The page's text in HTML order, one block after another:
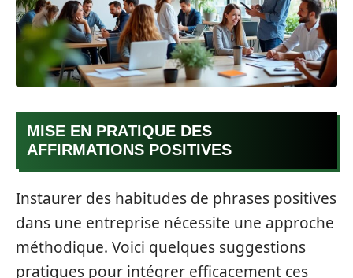
MISE EN PRATIQUE DES
AFFIRMATIONS POSITIVES
Instaurer des habitudes de phrases positives
dans une entreprise nécessite une approche
méthodique. Voici quelques suggestions
pratiques pour intégrer efficacement ces